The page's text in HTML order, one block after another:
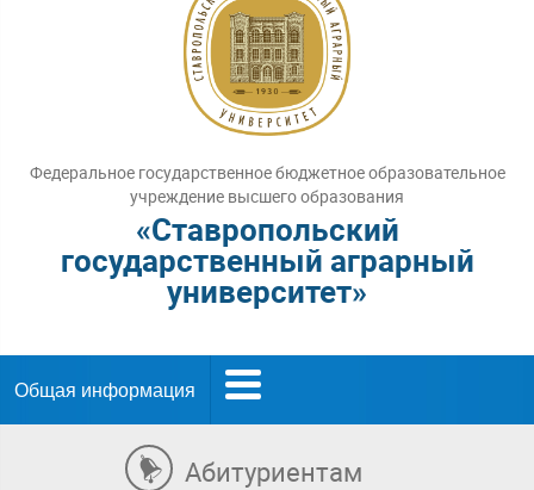
Федеральное государственное бюджетное образовательное
учреждение высшего образования
«Ставропольский
государственный аграрный
университет»
Общая информация
Абитуриентам